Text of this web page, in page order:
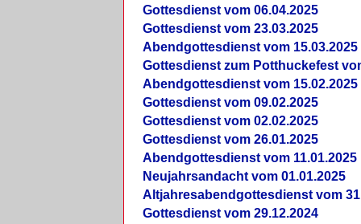
Gottesdienst vom 06.04.2025
Gottesdienst vom 23.03.2025
Abendgottesdienst vom 15.03.2025
Gottesdienst zum Potthuckefest
Abendgottesdienst vom 15.02.2025
Gottesdienst vom 09.02.2025
Gottesdienst vom 02.02.2025
Gottesdienst vom 26.01.2025
Abendgottesdienst vom 11.01.2025
Neujahrsandacht vom 01.01.2025
Altjahresabendgottesdienst vom
Gottesdienst vom 29.12.2024